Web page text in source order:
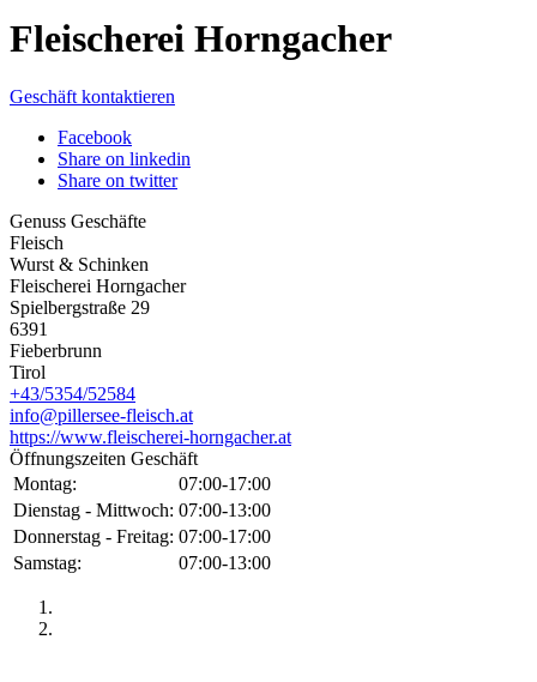
Fleischerei Horngacher
Geschäft kontaktieren
Facebook
Share on linkedin
Share on twitter
Genuss Geschäfte
Fleisch
Wurst & Schinken
Fleischerei Horngacher
Spielbergstraße 29
6391
Fieberbrunn
Tirol
+43/5354/52584
info@pillersee-fleisch.at
https://www.fleischerei-horngacher.at
Öffnungszeiten Geschäft
Montag:
07:00-17:00
Dienstag - Mittwoch: 07:00-13:00
Donnerstag - Freitag: 07:00-17:00
Samstag:
07:00-13:00